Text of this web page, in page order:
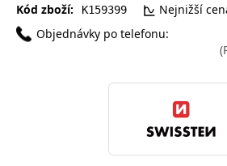
Kód zboží: K159399
Nejnižší
Objednávky po telefonu: